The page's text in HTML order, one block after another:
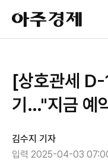
아
주
경
[상호관세 D-
기…"지금 예
김수지 기자
입력 2025-04-03